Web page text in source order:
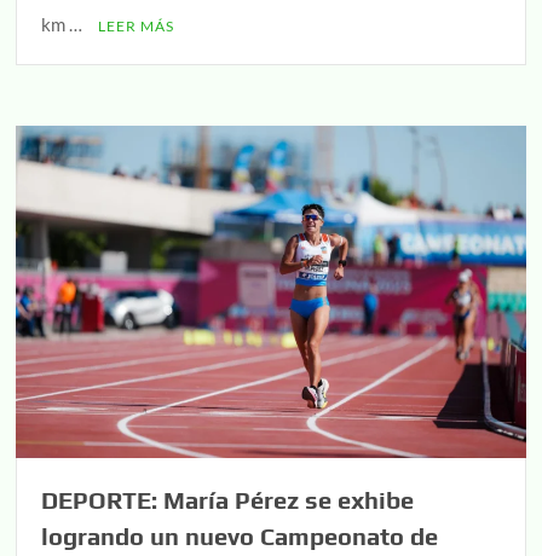
km …
LEER MÁS
DEPORTE: María Pérez se exhibe
logrando un nuevo Campeonato de